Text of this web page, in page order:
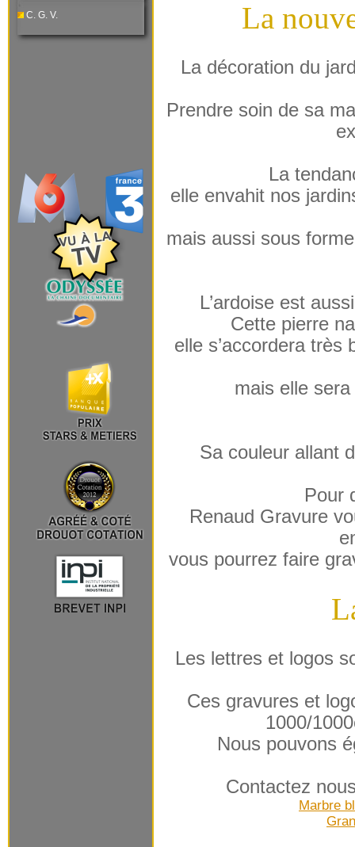
C. G. V. La
La décoration du
Prendre soin de sa
La
elle envahit nos
mais aussi sous
L’ardoise est
Cette pierre
elle s’accordera très
mais elle
Sa couleur allant
Pour
Renaud Gravure
vous pourrez faire
Les lettres et logos
Ces gravures et
1000/
Nous pouvons
Contactez
Marbre